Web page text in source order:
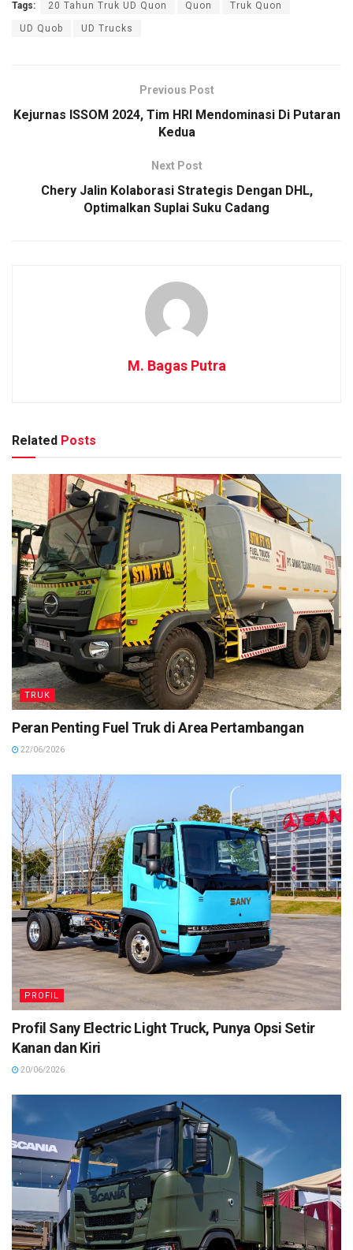
Tags: 20 Tahun Truk UD Quon Quon Truk Quon
UD Quob UD Trucks
Previous Post
Kejurnas ISSOM 2024, Tim HRI Mendominasi Di Putaran
Kedua
Next Post
Chery Jalin Kolaborasi Strategis Dengan DHL,
Optimalkan Suplai Suku Cadang
M. Bagas Putra
Related Posts
TRUK
Peran Penting Fuel Truk di Area Pertambangan
22/06/2026
PROFIL
Profil Sany Electric Light Truck, Punya Opsi Setir
Kanan dan Kiri
20/06/2026